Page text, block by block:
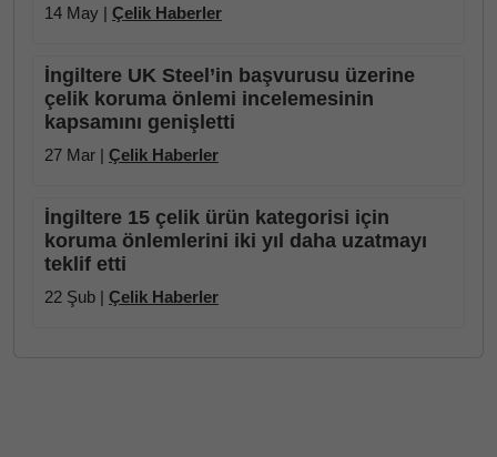
14 May | Çelik Haberler
İngiltere UK Steel’in başvurusu üzerine
çelik koruma önlemi incelemesinin
kapsamını genişletti
27 Mar | Çelik Haberler
İngiltere 15 çelik ürün kategorisi için
koruma önlemlerini iki yıl daha uzatmayı
teklif etti
22 Şub | Çelik Haberler